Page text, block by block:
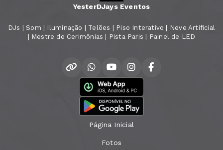
YesterDJays Eventos
DJs | Som | Iluminação | Telões | Piso Interativo | Neve Artificial
| Mestre de Cerimônias | Pista Paris | Painel de LED
Página Inicial
Fotos